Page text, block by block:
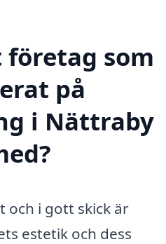
som
på
i Nättraby
och i gott skick är
estetik och dess